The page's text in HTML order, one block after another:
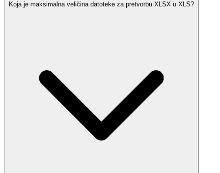
Koja je maksimalna veličina datoteke za pretvorbu XLSX u XLS?